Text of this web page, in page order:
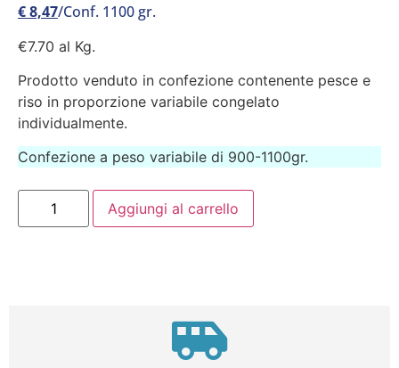
€8,47/Conf. 1100 gr.
€7.70 al Kg.
Prodotto venduto in confezione contenente pesce e
riso in proporzione variabile congelato
individualmente.
Confezione a peso variabile di 900-1100gr.
Aggiungi al carrello